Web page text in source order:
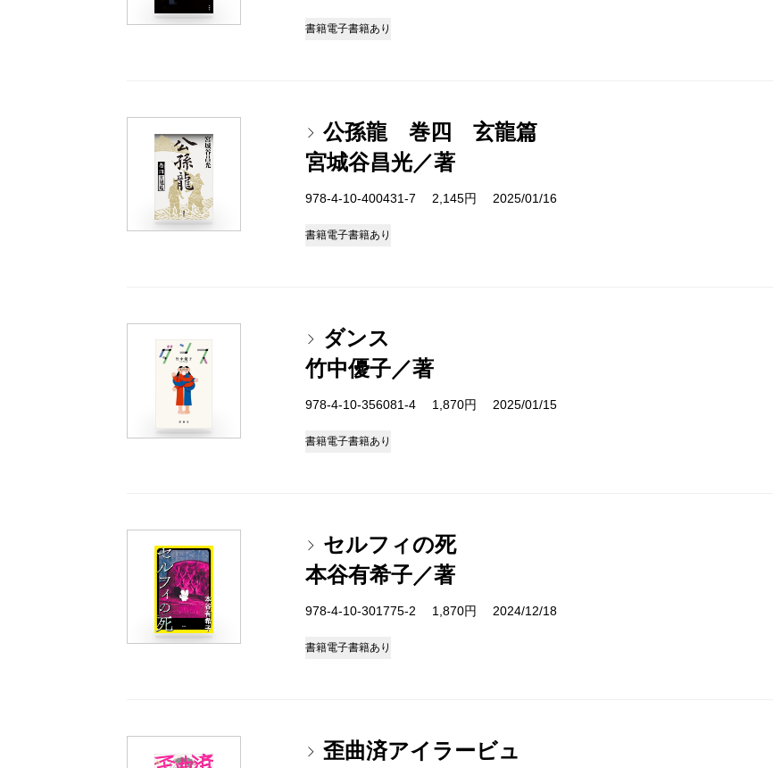
書籍電子書籍あり
公孫龍 巻四 玄龍篇
宮城谷昌光／著
978-4-10-400431-7 2,145円 2025/01/16
書籍電子書籍あり
ダンス
竹中優子／著
978-4-10-356081-4 1,870円 2025/01/15
書籍電子書籍あり
セルフィの死
本谷有希子／著
978-4-10-301775-2 1,870円 2024/12/18
書籍電子書籍あり
歪曲済アイラービュ